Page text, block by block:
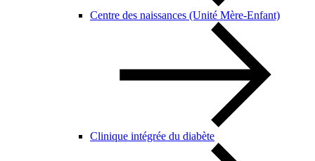
Centre des naissances (Unité Mère-Enfant)
Clinique intégrée du diabète